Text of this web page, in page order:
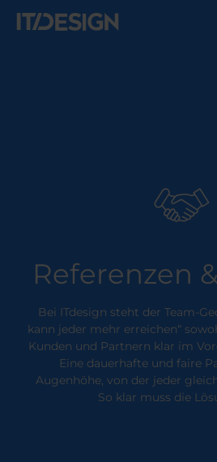
Referenzen
Bei ITdesign steht der Team-
kann jeder mehr erreichen“
Kunden und Partnern klar im
Eine dauerhafte und faire
Augenhöhe, von der jeder
So klar muss die